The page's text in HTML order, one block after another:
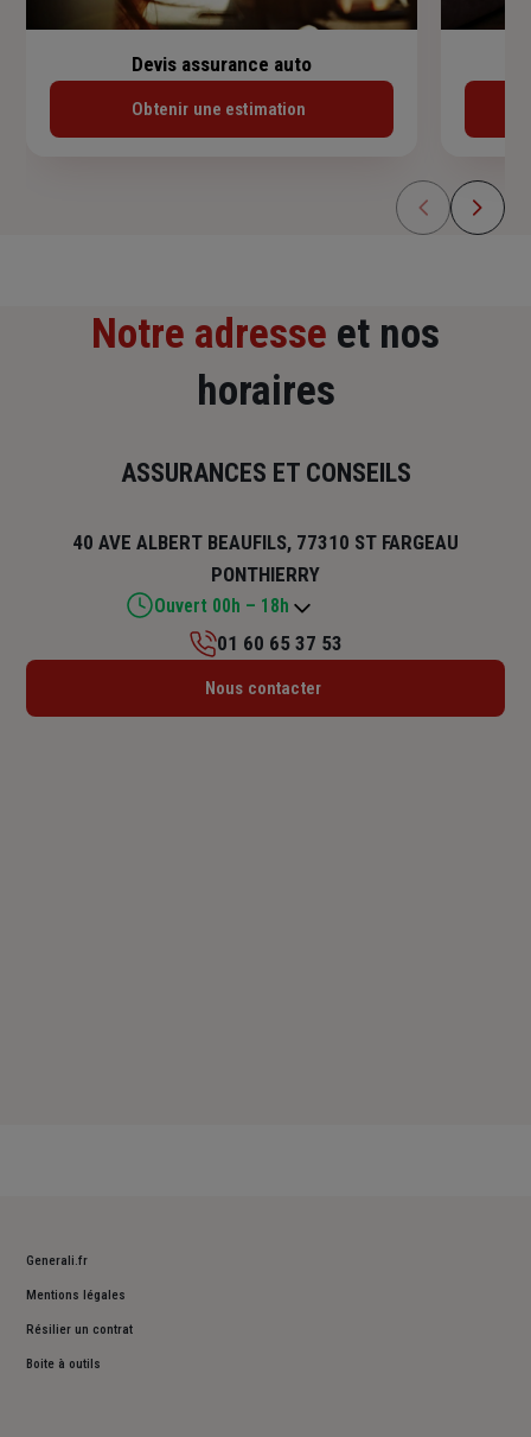
Devis assurance auto
Obtenir une estimation
Notre adresse et nos
horaires
ASSURANCES ET CONSEILS
40 AVE ALBERT BEAUFILS, 77310 ST FARGEAU
PONTHIERRY
Ouvert 00h – 18h
Lundi : 00h – 18h
01 60 65 37 53
Nous contacter
Generali.fr
Mentions légales
Résilier un contrat
Boite à outils